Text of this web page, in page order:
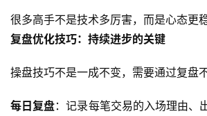
期
行
很多高手不是技术多厉害，而是心态更
复盘优化技巧：持续进步的关键
操盘技巧不是一成不变，需要通过复盘
每日复盘：记录每笔交易的入场理由、